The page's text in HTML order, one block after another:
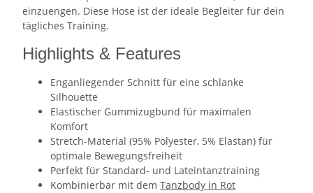
einzuengen. Diese Hose ist der ideale Begleiter für dein
tägliches Training.
Highlights & Features
Enganliegender Schnitt für eine schlanke
Silhouette
Elastischer Gummizugbund für maximalen
Komfort
Stretch-Material (95% Polyester, 5% Elastan) für
optimale Bewegungsfreiheit
Perfekt für Standard- und Lateintanztraining
Kombinierbar mit dem Tanzbody in Rot